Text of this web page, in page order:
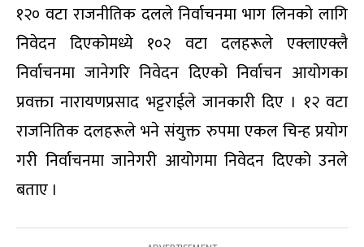
१२० वटा राजनीतिक दलले निर्वाचनमा भाग लिनको लागि
निवेदन दिएकोमध्ये १०२ वटा दलहरूले एक्लाएक्लै
निर्वाचनमा जानेगरि निवेदन दिएको निर्वाचन आयोगका
प्रवक्ता नारायणप्रसाद भट्टराईले जानकारी दिए । १२ वटा
राजनितिक दलहरूले भने संयुक्त रुपमा एकल चिन्ह प्रयोग
गरी निर्वाचनमा जानेगरी आयोगमा निवेदन दिएको उनले
बताए ।